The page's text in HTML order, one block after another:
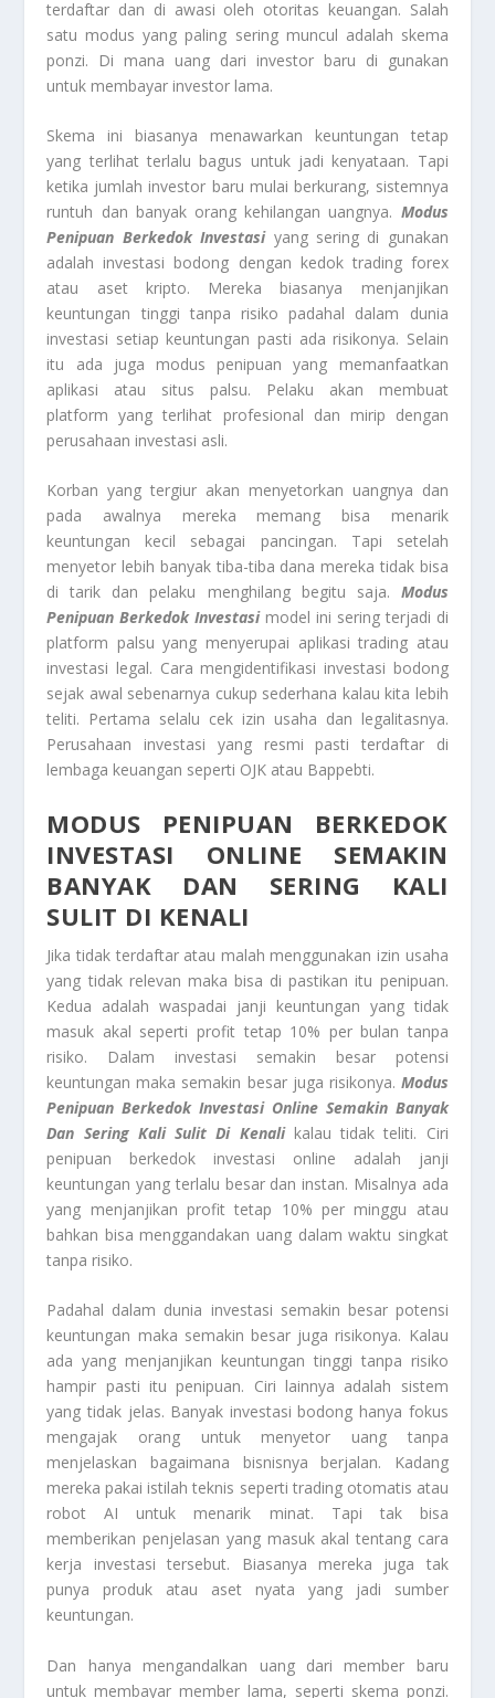
terdaftar dan di awasi oleh otoritas keuangan. Salah
satu modus yang paling sering muncul adalah skema
ponzi. Di mana uang dari investor baru di gunakan
untuk membayar investor lama.
Skema ini biasanya menawarkan keuntungan tetap
yang terlihat terlalu bagus untuk jadi kenyataan. Tapi
ketika jumlah investor baru mulai berkurang, sistemnya
runtuh dan banyak orang kehilangan uangnya. Modus
Penipuan Berkedok Investasiyang sering di gunakan
adalah investasi bodong dengan kedok trading forex
atau aset kripto. Mereka biasanya menjanjikan
keuntungan tinggi tanpa risiko padahal dalam dunia
investasi setiap keuntungan pasti ada risikonya. Selain
itu ada juga modus penipuan yang memanfaatkan
aplikasi atau situs palsu. Pelaku akan membuat
platform yang terlihat profesional dan mirip dengan
perusahaan investasi asli.
Korban yang tergiur akan menyetorkan uangnya dan
pada awalnya mereka memang bisa menarik
keuntungan kecil sebagai pancingan. Tapi setelah
menyetor lebih banyak tiba-tiba dana mereka tidak bisa
di tarik dan pelaku menghilang begitu saja. Modus
Penipuan Berkedok Investasimodel ini sering terjadi di
platform palsu yang menyerupai aplikasi trading atau
investasi legal. Cara mengidentifikasi investasi bodong
sejak awal sebenarnya cukup sederhana kalau kita lebih
teliti. Pertama selalu cek izin usaha dan legalitasnya.
Perusahaan investasi yang resmi pasti terdaftar di
lembaga keuangan seperti OJK atau Bappebti.
MODUS PENIPUAN BERKEDOK
INVESTASI ONLINE SEMAKIN
BANYAK DAN SERING KALI
SULIT DI KENALI
Jika tidak terdaftar atau malah menggunakan izin usaha
yang tidak relevan maka bisa di pastikan itu penipuan.
Kedua adalah waspadai janji keuntungan yang tidak
masuk akal seperti profit tetap 10% per bulan tanpa
risiko. Dalam investasi semakin besar potensi
keuntungan maka semakin besar juga risikonya. Modus
Penipuan Berkedok Investasi Online Semakin Banyak
Dan Sering Kali Sulit Di Kenalikalau tidak teliti. Ciri
penipuan berkedok investasi online adalah janji
keuntungan yang terlalu besar dan instan. Misalnya ada
yang menjanjikan profit tetap 10% per minggu atau
bahkan bisa menggandakan uang dalam waktu singkat
tanpa risiko.
Padahal dalam dunia investasi semakin besar potensi
keuntungan maka semakin besar juga risikonya. Kalau
ada yang menjanjikan keuntungan tinggi tanpa risiko
hampir pasti itu penipuan. Ciri lainnya adalah sistem
yang tidak jelas. Banyak investasi bodong hanya fokus
mengajak orang untuk menyetor uang tanpa
menjelaskan bagaimana bisnisnya berjalan. Kadang
mereka pakai istilah teknis seperti trading otomatis atau
robot AI untuk menarik minat. Tapi tak bisa
memberikan penjelasan yang masuk akal tentang cara
kerja investasi tersebut. Biasanya mereka juga tak
punya produk atau aset nyata yang jadi sumber
keuntungan.
Dan hanya mengandalkan uang dari member baru
untuk membayar member lama, seperti skema ponzi.